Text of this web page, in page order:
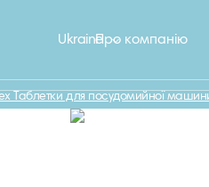
Про компанію
Ukraine
Таблетки для посудомийної